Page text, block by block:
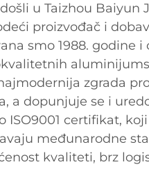
u Taizhou Baiyun
proizvođač i
smo 1988. godine
zgrada
a dopunjuje se i
ISO9001 certifikat,
međunarodne
kvaliteti, brz